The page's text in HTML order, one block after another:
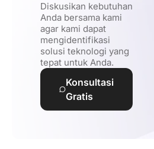
Diskusikan kebutuhan
Anda bersama kami
agar kami dapat
mengidentifikasi
solusi teknologi yang
tepat untuk Anda.
Konsultasi
Gratis